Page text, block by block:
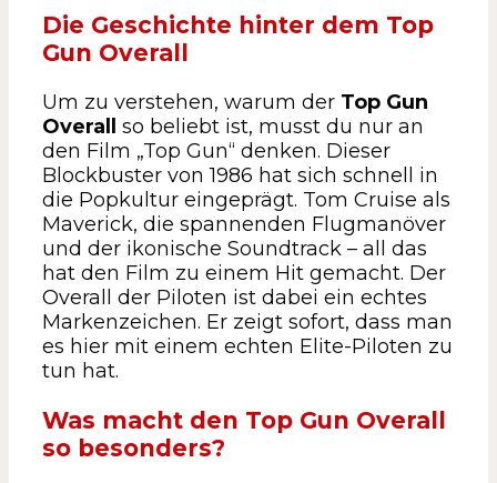
Die Geschichte hinter dem Top
Gun Overall
Um zu verstehen, warum der Top Gun
Overall so beliebt ist, musst du nur an
den Film „Top Gun“ denken. Dieser
Blockbuster von 1986 hat sich schnell in
die Popkultur eingeprägt. Tom Cruise als
Maverick, die spannenden Flugmanöver
und der ikonische Soundtrack – all das
hat den Film zu einem Hit gemacht. Der
Overall der Piloten ist dabei ein echtes
Markenzeichen. Er zeigt sofort, dass man
es hier mit einem echten Elite-Piloten zu
tun hat.
Was macht den Top Gun Overall
so besonders?